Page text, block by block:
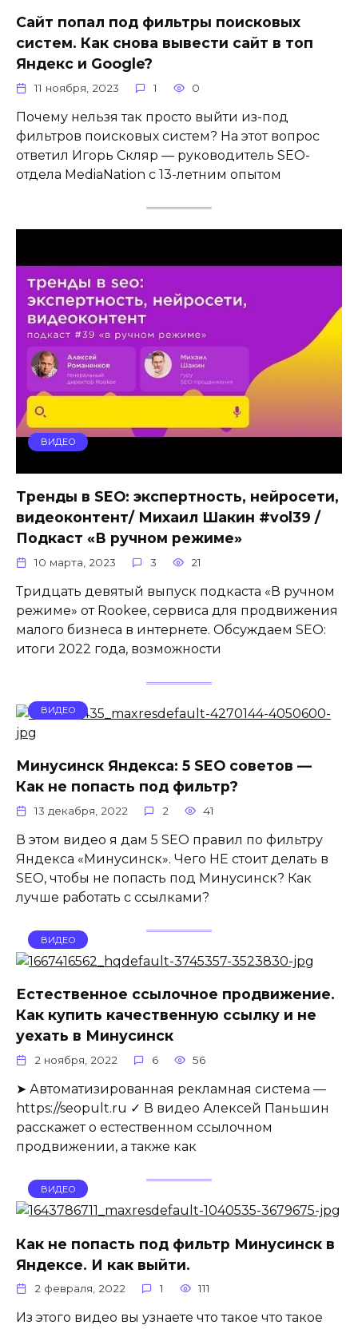
Сайт попал под фильтры поисковых
систем. Как снова вывести сайт в топ
Яндекс и Google?
11 ноября, 2023 1 0
Почему нельзя так просто выйти из-под
фильтров поисковых систем? На этот вопрос
ответил Игорь Скляр — руководитель SEO-
отдела MediaNation с 13-летним опытом
ВИДЕО
Тренды в SEO: экспертность, нейросети,
видеоконтент/ Михаил Шакин #vol39 /
Подкаст «В ручном режиме»
10 марта, 2023 3 21
Тридцать девятый выпуск подкаста «В ручном
режиме» от Rookee, сервиса для продвижения
малого бизнеса в интернете. Обсуждаем SEO:
итоги 2022 года, возможности
ВИДЕО
Минусинск Яндекса: 5 SEO советов —
Как не попасть под фильтр?
13 декабря, 2022 2 41
В этом видео я дам 5 SEO правил по фильтру
Яндекса «Минусинск». Чего НЕ стоит делать в
SEO, чтобы не попасть под Минусинск? Как
лучше работать с ссылками?
ВИДЕО
Естественное ссылочное продвижение.
Как купить качественную ссылку и не
уехать в Минусинск
2 ноября, 2022 6 56
➤ Автоматизированная рекламная система —
https://seopult.ru ✓ В видео Алексей Паньшин
расскажет о естественном ссылочном
продвижении, а также как
ВИДЕО
Как не попасть под фильтр Минусинск в
Яндексе. И как выйти.
2 февраля, 2022 1 111
Из этого видео вы узнаете что такое что такое